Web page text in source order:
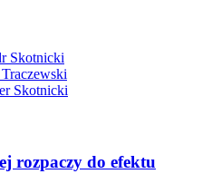
Skotnicki
Skotnicki
rozpaczy do efektu